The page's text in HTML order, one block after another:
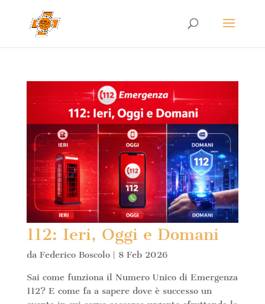
112: Ieri, Oggi e Domani
da Federico Boscolo| 8 Feb 2026
Sai come funziona il Numero Unico di Emergenza
112? E come fa a sapere dove è successo un